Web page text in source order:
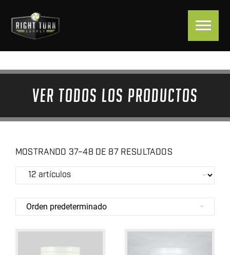
VER TODOS LOS PRODUCTOS
MOSTRANDO 37–48 DE 87 RESULTADOS